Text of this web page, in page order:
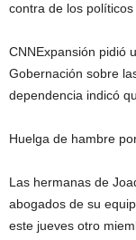
contra de los
CNNExpansión pidió
Gobernación sobre
dependencia indicó
Huelga de hambre por
Las hermanas de
abogados de su
este jueves otro